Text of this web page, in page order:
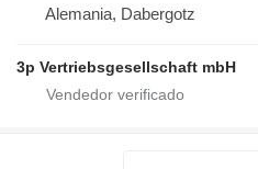
Alemania, Dabergotz
3p Vertriebsgesellschaft mbH